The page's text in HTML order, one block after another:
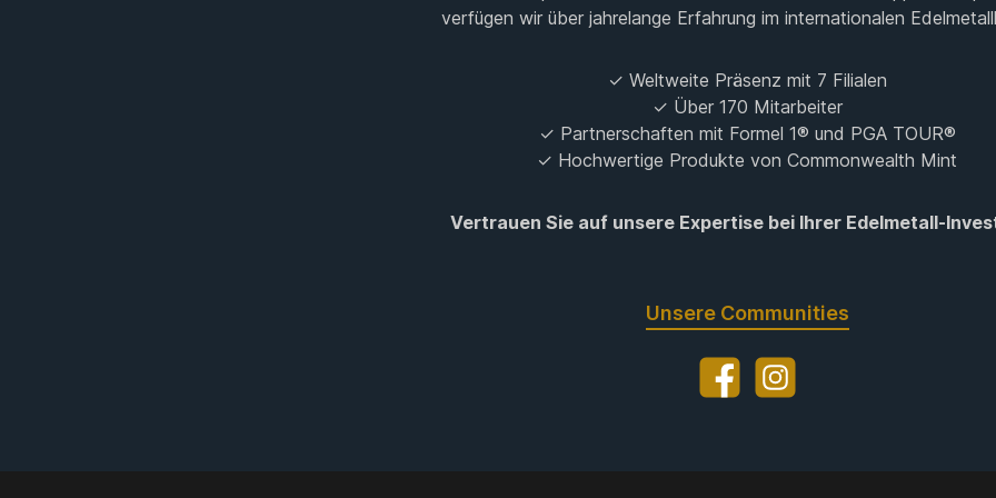
verfügen wir über jahrelange Erfahrung im internationalen
✓ Weltweite Präsenz mit 7 Filialen
✓ Über 170 Mitarbeiter
✓ Partnerschaften mit Formel 1® und PGA TOUR®
✓ Hochwertige Produkte von Commonwealth Mint
Vertrauen Sie auf unsere Expertise bei Ihrer Edelmetall-
Unsere Communities
FacebookInstagram